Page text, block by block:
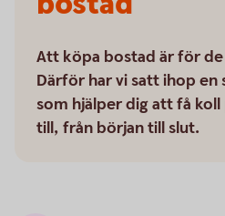
Att köpa bostad är för
Därför har vi satt ihop
som hjälper dig att få
till, från början till slut.